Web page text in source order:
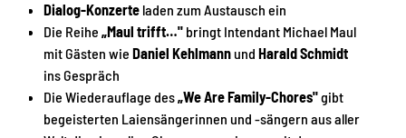
Dialog-Konzerte laden zum Austausch ein
Die Reihe „Maul trifft…" bringt Intendant Michael Maul
mit Gästen wie Daniel Kehlmannund Harald Schmidt
ins Gespräch
Die Wiederauflage des„We Are Family-Chores"gibt
begeisterten Laiensängerinnen und -sängern aus aller